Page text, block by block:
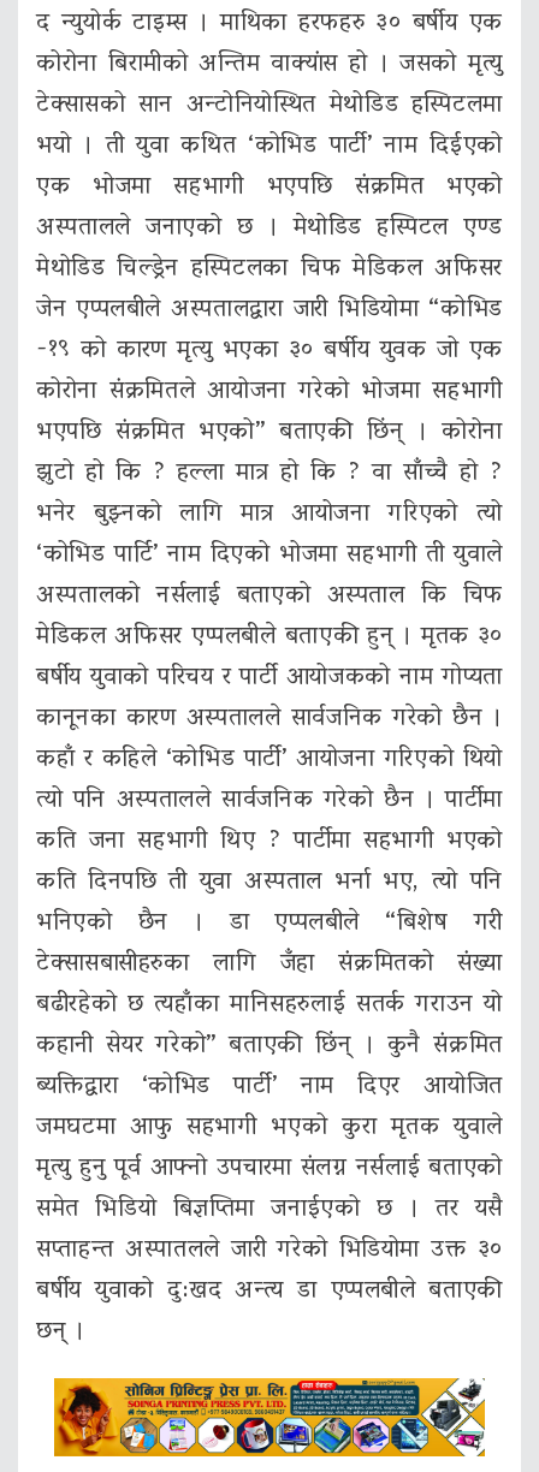
द न्युयोर्क टाइम्स । माथिका हरफहरु ३० बर्षीय एक
कोरोना बिरामीको अन्तिम वाक्यांस हो । जसको मृत्‍यु
टेक्सासको सान अन्टोनियोस्थित मेथोडिड हस्पिटलमा
भयो । ती युवा कथित ‘कोभिड पार्टी’ नाम दिईएको
एक भोजमा सहभागी भएपछि संक्रमित भएको
अस्पतालले जनाएको छ । मेथोडिड हस्पिटल एण्ड
मेथोडिड चिल्ड्रेन हस्पिटलका चिफ मेडिकल अफिसर
जेन एप्पलबीले अस्पतालद्वारा जारी भिडियोमा “कोभिड
-१९ को कारण मृत्‍यु भएका ३० बर्षीय युवक जो एक
कोरोना संक्रमितले आयोजना गरेको भोजमा सहभागी
भएपछि संक्रमित भएको” बताएकी छिंन् । कोरोना
झुटो हो कि ? हल्ला मात्र हो कि ? वा साँच्चै हो ?
भनेर बुझ्नको लागि मात्र आयोजना गरिएको त्यो
‘कोभिड पार्टि’ नाम दिएको भोजमा सहभागी ती युवाले
अस्पतालको नर्सलाई बताएको अस्पताल कि चिफ
मेडिकल अफिसर एप्पलबीले बताएकी हुन् । मृतक ३०
बर्षीय युवाको परिचय र पार्टी आयोजकको नाम गोप्यता
कानूनका कारण अस्पतालले सार्वजनिक गरेको छैन ।
कहाँ र कहिले ‘कोभिड पार्टी’ आयोजना गरिएको थियो
त्यो पनि अस्पतालले सार्वजनिक गरेको छैन । पार्टीमा
कति जना सहभागी थिए ? पार्टीमा सहभागी भएको
कति दिनपछि ती युवा अस्पताल भर्ना भए, त्यो पनि
भनिएको छैन । डा एप्पलबीले “बिशेष गरी
टेक्सासबासीहरुका लागि जँहा संक्रमितको संख्या
बढीरहेको छ त्यहाँका मानिसहरुलाई सतर्क गराउन यो
कहानी सेयर गरेको” बताएकी छिंन् । कुनै संक्रमित
ब्यक्तिद्वारा ‘कोभिड पार्टी’ नाम दिएर आयोजित
जमघटमा आफु सहभागी भएको कुरा मृतक युवाले
मृत्‍यु हुनु पूर्व आफ्नो उपचारमा संलग्न नर्सलाई बताएको
समेत भिडियो बिज्ञप्तिमा जनाईएको छ । तर यसै
सप्ताहन्त अस्पातलले जारी गरेको भिडियोमा उक्त ३०
बर्षीय युवाको दु:खद अन्त्य डा एप्पलबीले बताएकी
छन् ।